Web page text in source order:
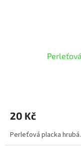
20 Kč
Perleťová placka hrubá.